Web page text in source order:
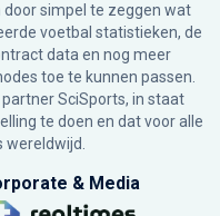
simpel te zeggen wat
voetbal statistieken, de
data en nog meer
toe te kunnen passen.
SciSports, in staat
te doen en dat voor alle
& Media